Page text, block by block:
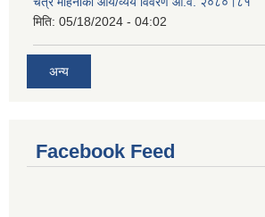
मिति: 05/18/2024 - 04:02
अन्य
Facebook Feed